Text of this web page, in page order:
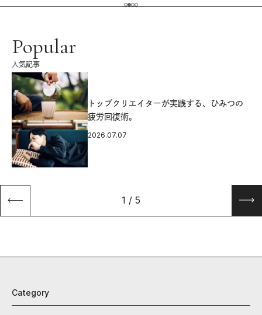
Popular
人気記事
トップクリエイターが実践する、ひみつの
疲労回復術。
2026.07.07
1 / 5
Category